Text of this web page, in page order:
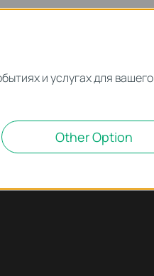
и услугах для вашего
Other Option